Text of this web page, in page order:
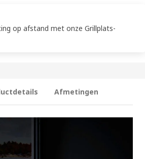
op afstand met onze Grillplats-
Afmetingen
demonstratie van de TÄRNABY
antraciet, 25 cm